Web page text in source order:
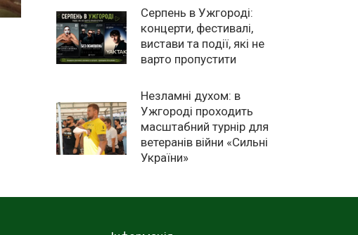
Серпень в Ужгороді:
концерти, фестивалі,
вистави та події, які не
варто пропустити
Незламні духом: в
Ужгороді проходить
масштабний турнір для
ветеранів війни «Сильні
України»